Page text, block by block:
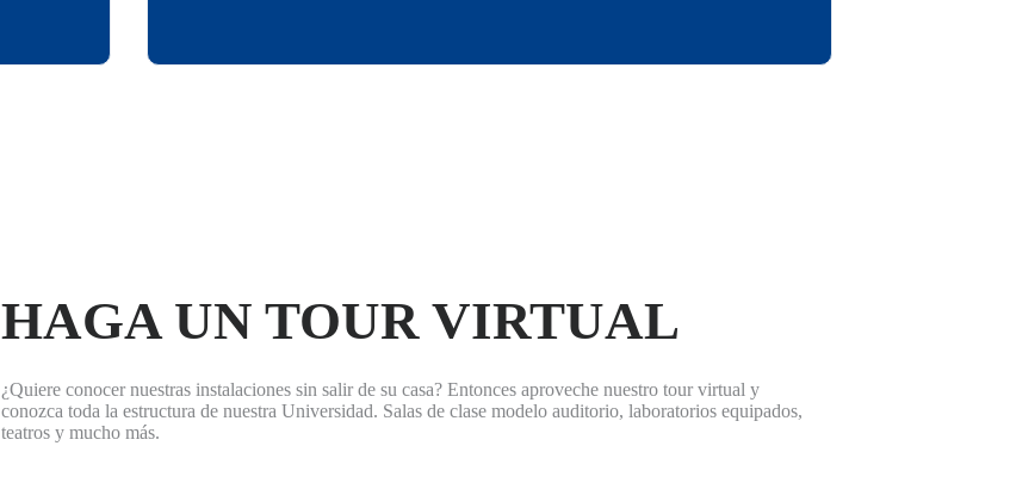
HAGA UN TOUR VIRTUAL
¿Quiere conocer nuestras instalaciones sin salir de su casa? Entonces aproveche nuestro tour virtual y
conozca toda la estructura de nuestra Universidad. Salas de clase modelo auditorio, laboratorios equipados,
teatros y mucho más.